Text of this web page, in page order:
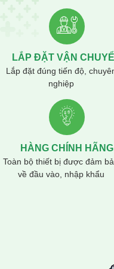
Bồn Trộn Keo Làm Nguội:
hợp với các loại keo cần
máy khấy
ngành công nghiệp, giúp
gian và chi phí sản xuất,
chọn và sử dụng bồn trộn
LẮP ĐẶT VẬN
Lắp đặt đúng tiến độ,
nghiệp
HÀNG CHÍNH HÃNG
Toàn bộ thiết bị được đảm
về đầu vào, nhập khẩu